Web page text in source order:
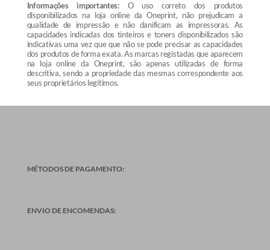
Informações importantes: O uso correto dos produtos
disponibilizados na loja online da Oneprint, não prejudicam a
qualidade de impressão e não danificam as impressoras. As
capacidades indicadas dos tinteiros e toners disponibilizados são
indicativas uma vez que que não se pode precisar as capacidades
dos produtos de forma exata. As marcas registadas que aparecem
na loja online da Oneprint, são apenas utilizadas de forma
descritiva, sendo a propriedade das mesmas correspondente aos
seus proprietários legítimos.
MÉTODOS DE PAGAMENTO:
ENVIO DE ENCOMENDAS: